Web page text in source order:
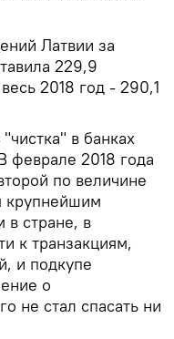
Латвии за
229,9
2018 год - 290,1
в банках
феврале 2018 года
по величине
крупнейшим
в стране, в
к транзакциям,
и подкупе
о
не стал спасать ни